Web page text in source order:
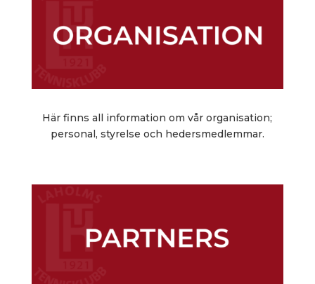
Här finns all information om vår organisation;
personal, styrelse och hedersmedlemmar.